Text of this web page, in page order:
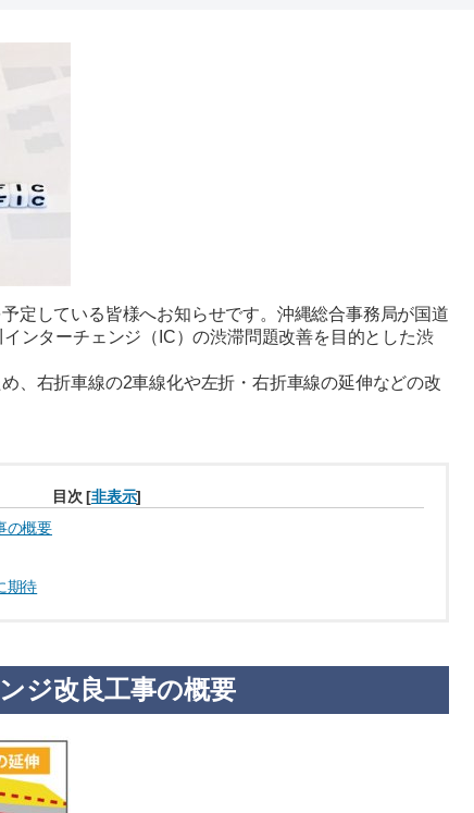
定している皆様へお知らせです。沖縄総合事務局が国道
ンターチェンジ（IC）の渋滞問題改善を目的とした渋
、右折車線の2車線化や左折・右折車線の延伸などの改
目次 [非表示]
の概要
期待
ジ改良工事の概要